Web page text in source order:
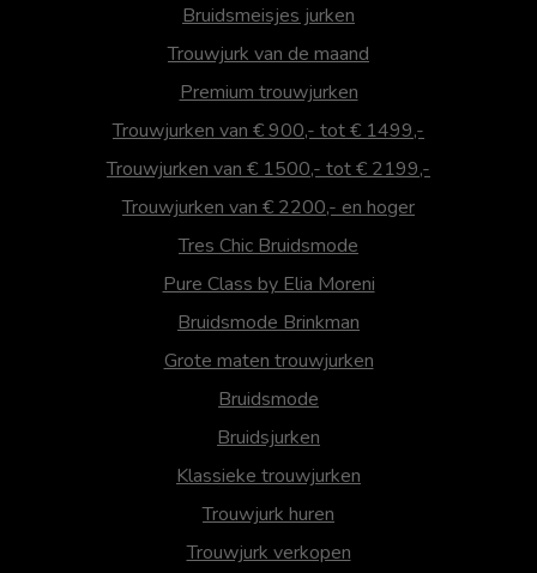
Bruidsmeisjes jurken
Trouwjurk van de maand
Premium trouwjurken
Trouwjurken van € 900,- tot € 1499,-
Trouwjurken van € 1500,- tot € 2199,-
Trouwjurken van € 2200,- en hoger
Tres Chic Bruidsmode
Pure Class by Elia Moreni
Bruidsmode Brinkman
Grote maten trouwjurken
Bruidsmode
Bruidsjurken
Klassieke trouwjurken
Trouwjurk huren
Trouwjurk verkopen